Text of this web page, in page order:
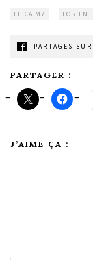
LEICA M7 LORIENT
PARTAGES
PARTAGER :
J’AIME ÇA :